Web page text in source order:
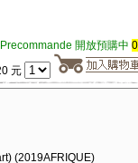
Precommande 開放預購中
元
(2019AFRIQUE)